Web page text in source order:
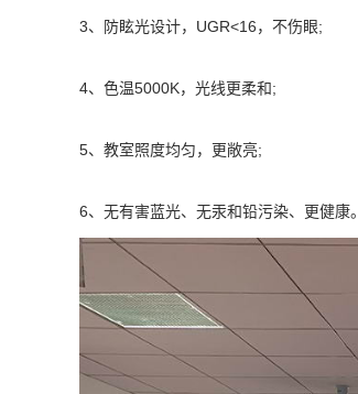
3、防眩光设计，UGR<16，不伤眼;
4、色温5000K，光线更柔和;
5、教室照度均匀，更敞亮;
6、无有害蓝光、无汞和铅污染、更健康。